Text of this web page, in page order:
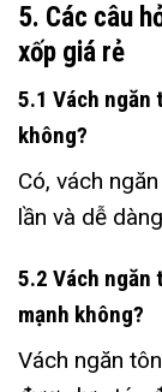
5. Các câu
xốp giá rẻ
5.1 Vách ngăn
không?
Có, vách
lần và dễ
5.2 Vách
mạnh không?
Vách ngăn